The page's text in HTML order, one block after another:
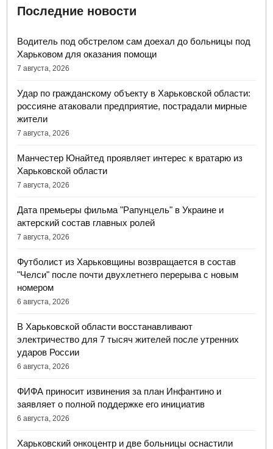
Последние новости
Водитель под обстрелом сам доехал до больницы под
Харьковом для оказания помощи
7 августа, 2026
Удар по гражданскому объекту в Харьковской области:
россияне атаковали предприятие, пострадали мирные
жители
7 августа, 2026
Манчестер Юнайтед проявляет интерес к вратарю из
Харьковской области
7 августа, 2026
Дата премьеры фильма "Рапунцель" в Украине и
актерский состав главных ролей
7 августа, 2026
Футболист из Харьковщины возвращается в состав
"Челси" после почти двухлетнего перерыва с новым
номером
6 августа, 2026
В Харьковской области восстанавливают
электричество для 7 тысяч жителей после утренних
ударов России
6 августа, 2026
ФИФА приносит извинения за план Инфантино и
заявляет о полной поддержке его инициатив
6 августа, 2026
Харьковский онкоцентр и две больницы оснастили